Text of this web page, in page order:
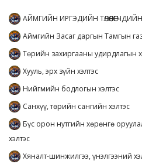
АЙМГИЙН ИРГЭДИЙН
Аймгийн Засаг даргын Тамгын
Төрийн захиргааны удирдлагын
Хууль, эрх зүйн хэлтэс
Нийгмийн бодлогын хэлтэс
Санхүү, төрийн сангийн хэлтэс
Бүс орон нутгийн хөрөнгө
хэлтэс
Хяналт-шинжилгээ, үнэлгээний